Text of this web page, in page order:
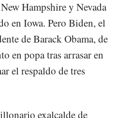
Hampshire y Nevada
en Iowa. Pero Biden, el
de Barack Obama, de
en popa tras arrasar en
el respaldo de tres
exalcalde de